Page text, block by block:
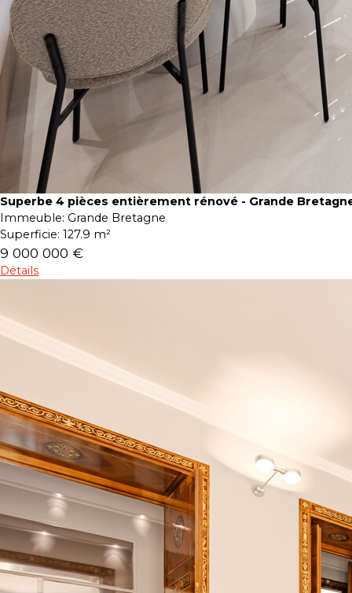
Superbe 4 pièces entièrement rénové - Grande
Immeuble: Grande Bretagne
Superficie: 127.9 m²
9 000 000 €
Détails